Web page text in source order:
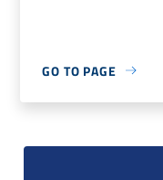
GO TO PAGE